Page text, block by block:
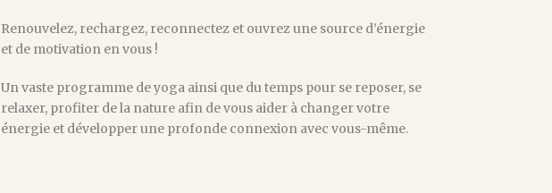
Renouvelez, rechargez, reconnectez et ouvrez une source d’énergie
et de motivation en vous !
Un vaste programme de yoga ainsi que du temps pour se reposer, se
relaxer, profiter de la nature afin de vous aider à changer votre
énergie et développer une profonde connexion avec vous-même.